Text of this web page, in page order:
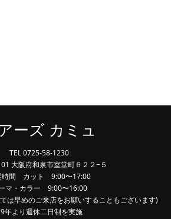
ーズ カミュ
TEL 0725-58-1230
大阪府和泉市室堂町６２２−５
時間 カット 9:00〜17:00
マ・カラー 9:00〜16:00
は早めのご来店をお願いすることもございます)
年より週休二日制を実施